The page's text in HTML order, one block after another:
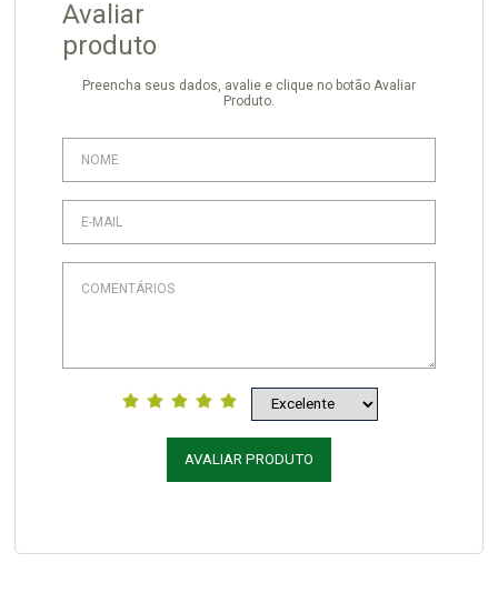
Avaliar
produto
Preencha seus dados, avalie e clique no botão Avaliar
Produto.
AVALIAR PRODUTO